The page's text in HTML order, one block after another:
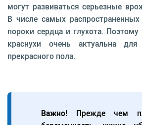
могут развиваться серьезные
В числе самых
пороки сердца и глухота.
краснухи очень актуальна для
прекрасного пола.
Важно! Прежде чем